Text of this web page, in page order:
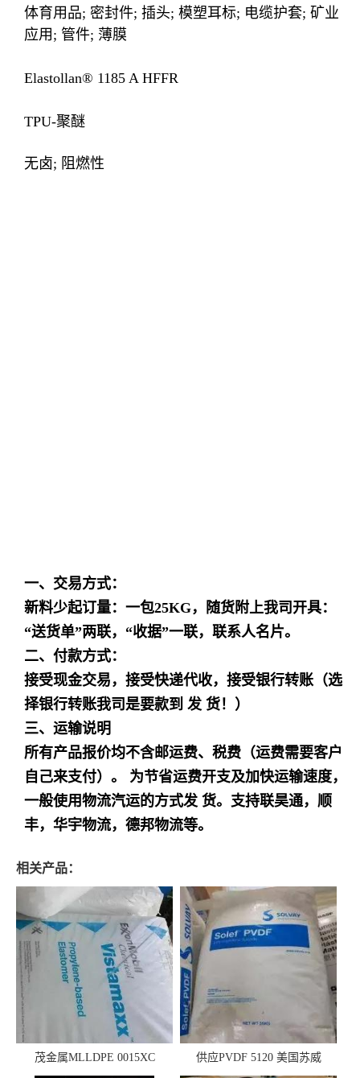
体育用品; 密封件; 插头; 模塑耳标; 电缆护套; 矿业
应用; 管件; 薄膜
Elastollan® 1185 A HFFR
TPU-聚醚
无卤; 阻燃性
一、交易方式：
新料少起订量：一包25KG，随货附上我司开具：
“送货单”两联，“收据”一联，联系人名片。
二、付款方式：
接受现金交易，接受快递代收，接受银行转账（选
择银行转账我司是要款到 发 货！）
三、运输说明
所有产品报价均不含邮运费、税费（运费需要客户
自己来支付）。 为节省运费开支及加快运输速度，
一般使用物流汽运的方式发 货。支持联昊通，顺
丰，华宇物流，德邦物流等。
相关产品：
茂金属MLLDPE 0015XC
供应PVDF 5120 美国苏威